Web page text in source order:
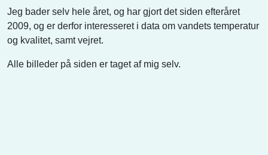
Jeg bader selv hele året, og har gjort det siden efteråret
2009, og er derfor interesseret i data om vandets temperatur
og kvalitet, samt vejret.
Alle billeder på siden er taget af mig selv.